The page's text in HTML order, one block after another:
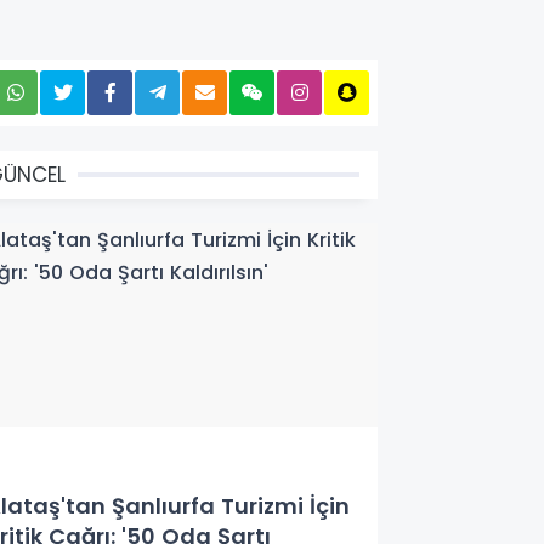
Şanlıurfa Turizmi İçin
Çağrı: '50 Oda Şartı